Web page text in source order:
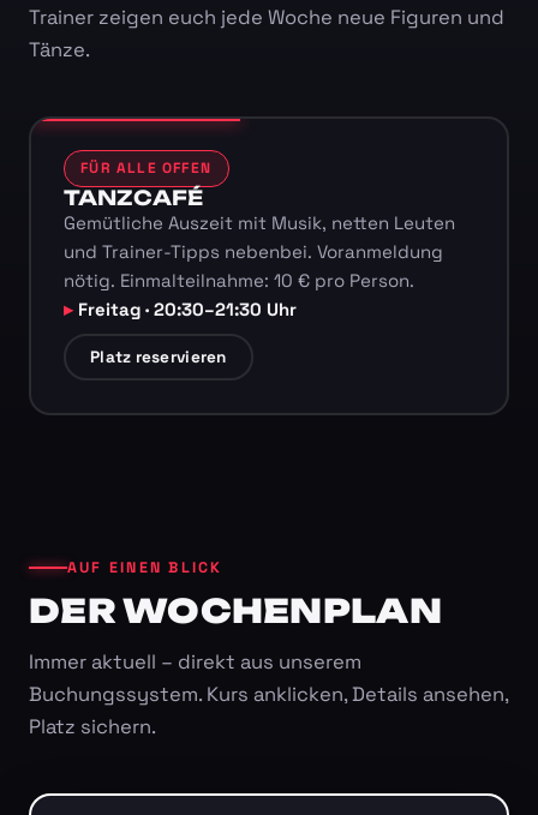
Trainer zeigen euch jede Woche neue Figuren und
Tänze.
FÜR ALLE OFFEN
TANZCAFÉ
Gemütliche Auszeit mit Musik, netten Leuten
und Trainer-Tipps nebenbei. Voranmeldung
nötig. Einmalteilnahme: 10 € pro Person.
Freitag · 20:30–21:30 Uhr
Platz reservieren
AUF EINEN BLICK
DER WOCHENPLAN
Immer aktuell – direkt aus unserem
Buchungssystem. Kurs anklicken, Details ansehen,
Platz sichern.